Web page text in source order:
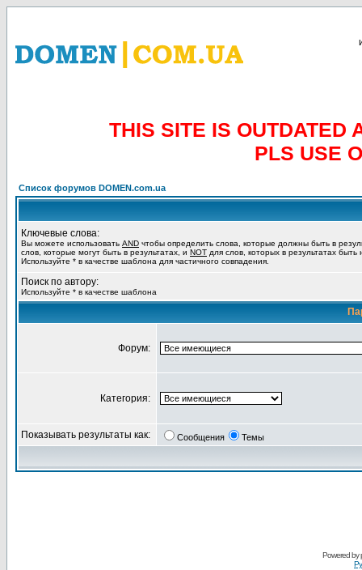
THIS SITE IS OUTDATED
PLS USE
Список форумов DOMEN.com.ua
Ключевые слова:
Вы можете использовать AND чтобы определить слова, которые должны быть в
слов, которые могут быть в результатах, и NOT для слов, которых в результатах
Используйте * в качестве шаблона для частичного совпадения.
Поиск по автору:
Используйте * в качестве шаблона
Форум:
Категория:
Показывать результаты как: Сообщения Темы
Powered by